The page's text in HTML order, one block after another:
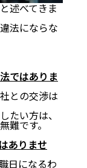
述べてきま
法にならな
ではありま
との交渉は
たい方は、
難です。
ありませ
日になるわ